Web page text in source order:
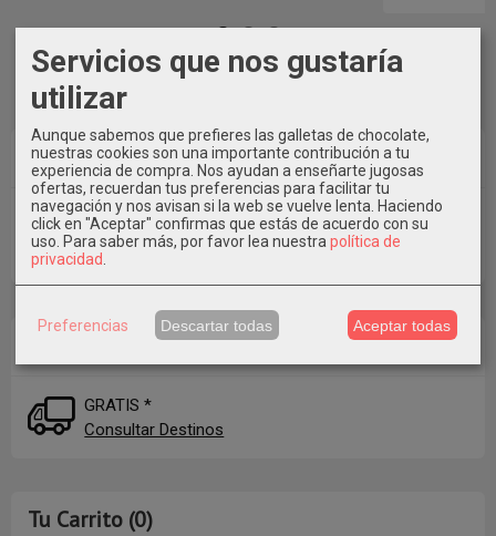
Idioma
Costes de Envío
GRATIS *
Consultar Destinos
Tu Carrito (0)
Servicios que nos gustaría
utilizar
Aunque sabemos que prefieres las galletas de chocolate,
nuestras cookies son una importante contribución a tu
experiencia de compra. Nos ayudan a enseñarte jugosas
ofertas, recuerdan tus preferencias para facilitar tu
navegación y nos avisan si la web se vuelve lenta. Haciendo
click en "Aceptar" confirmas que estás de acuerdo con su
uso. Para saber más, por favor lea nuestra política de
privacidad
Preferencias Descartar todas Aceptar todas